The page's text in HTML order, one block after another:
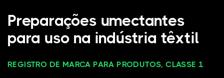
Preparações umectantes
para uso na indústria têxtil
REGISTRO DE MARCA PARA PRODUTOS, CLASSE 1